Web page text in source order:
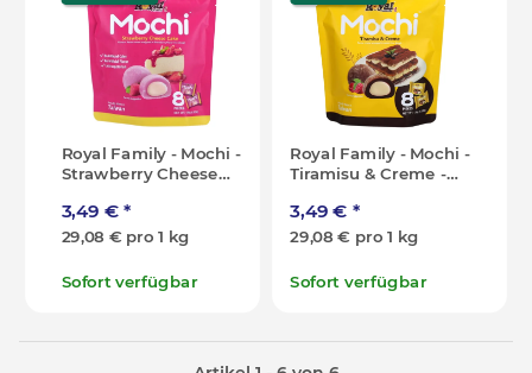
Royal Family - Mochi -
Strawberry Cheese
3,49 € *
29,08 € pro 1 kg
Sofort verfügbar
Royal Family - Mochi -
Tiramisu & Creme -
3,49 € *
29,08 € pro 1 kg
Sofort verfügbar